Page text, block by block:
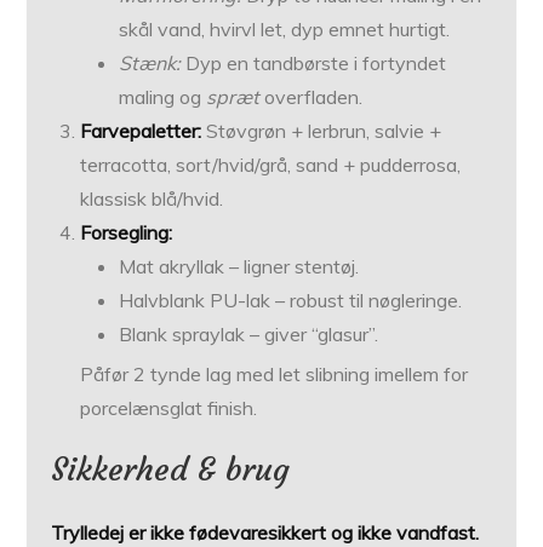
skål vand, hvirvl let, dyp emnet hurtigt.
Stænk:Dyp en tandbørste i fortyndet
maling og sprætoverfladen.
Farvepaletter: Støvgrøn + lerbrun, salvie +
terracotta, sort/hvid/grå, sand + pudderrosa,
klassisk blå/hvid.
Forsegling:
Mat akryllak – ligner stentøj.
Halvblank PU-lak – robust til nøgleringe.
Blank spraylak – giver “glasur”.
Påfør 2 tynde lag med let slibning imellem for
porcelænsglat finish.
Sikkerhed & brug
Trylledej er ikke fødevaresikkert og ikke vandfast.